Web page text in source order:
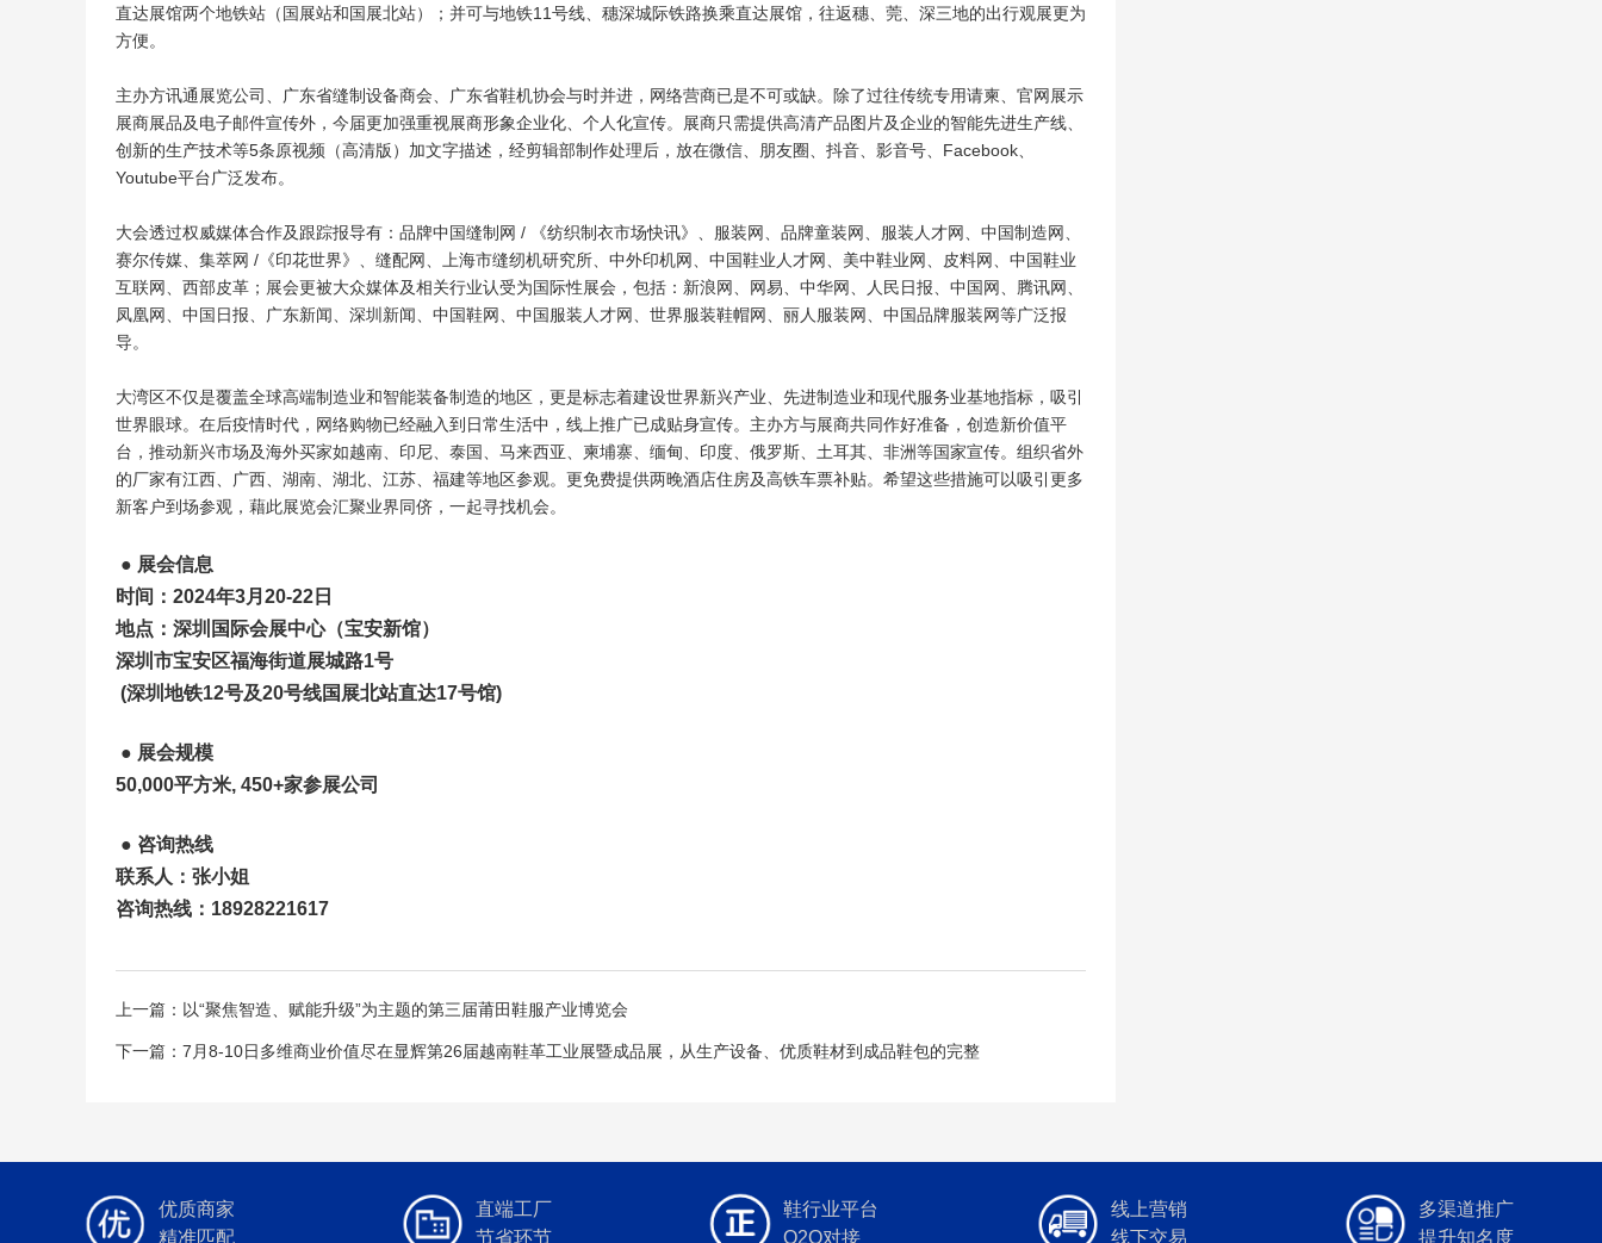
直达展馆两个地铁站（国展站和国展北站）；并可与地铁11号线、穗深城际铁路换乘直达展馆，往返穗、莞、深三地的出行观展更为
方便。
主办方讯通展览公司、广东省缝制设备商会、广东省鞋机协会与时并进，网络营商已是不可或缺。除了过往传统专用请柬、官网展示
展商展品及电子邮件宣传外，今届更加强重视展商形象企业化、个人化宣传。展商只需提供高清产品图片及企业的智能先进生产线、
创新的生产技术等5条原视频（高清版）加文字描述，经剪辑部制作处理后，放在微信、朋友圈、抖音、影音号、Facebook、
Youtube平台广泛发布。
大会透过权威媒体合作及跟踪报导有：品牌中国缝制网 / 《纺织制衣市场快讯》、服装网、品牌童装网、服装人才网、中国制造网、
赛尔传媒、集萃网 /《印花世界》、缝配网、上海市缝纫机研究所、中外印机网、中国鞋业人才网、美中鞋业网、皮料网、中国鞋业
互联网、西部皮革；展会更被大众媒体及相关行业认受为国际性展会，包括：新浪网、网易、中华网、人民日报、中国网、腾讯网、
凤凰网、中国日报、广东新闻、深圳新闻、中国鞋网、中国服装人才网、世界服装鞋帽网、丽人服装网、中国品牌服装网等广泛报
导。
大湾区不仅是覆盖全球高端制造业和智能装备制造的地区，更是标志着建设世界新兴产业、先进制造业和现代服务业基地指标，吸引
世界眼球。在后疫情时代，网络购物已经融入到日常生活中，线上推广已成贴身宣传。主办方与展商共同作好准备，创造新价值平
台，推动新兴市场及海外买家如越南、印尼、泰国、马来西亚、柬埔寨、缅甸、印度、俄罗斯、土耳其、非洲等国家宣传。组织省外
的厂家有江西、广西、湖南、湖北、江苏、福建等地区参观。更免费提供两晚酒店住房及高铁车票补贴。希望这些措施可以吸引更多
新客户到场参观，藉此展览会汇聚业界同侪，一起寻找机会。
● 展会信息
时间：2024年3月20-22日
地点：深圳国际会展中心（宝安新馆）
深圳市宝安区福海街道展城路1号
(深圳地铁12号及20号线国展北站直达17号馆)
● 展会规模
50,000平方米, 450+家参展公司
● 咨询热线
联系人：张小姐
咨询热线：18928221617
上一篇：以“聚焦智造、赋能升级”为主题的第三届莆田鞋服产业博览会
下一篇：7月8-10日多维商业价值尽在显辉第26届越南鞋革工业展暨成品展，从生产设备、优质鞋材到成品鞋包的完整
优质商家
精准匹配
直端工厂
节省环节
鞋行业平台
O2O对接
线上营销
线下交易
多渠道推广
提升知名度